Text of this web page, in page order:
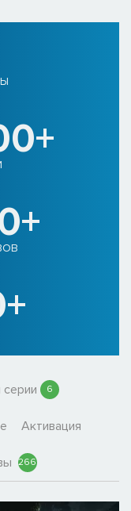
6
Активация
266